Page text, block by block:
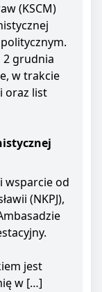
(KSCM)
2 grudnia
w trakcie
oraz list
wsparcie od
(NKPJ),
jest
w […]